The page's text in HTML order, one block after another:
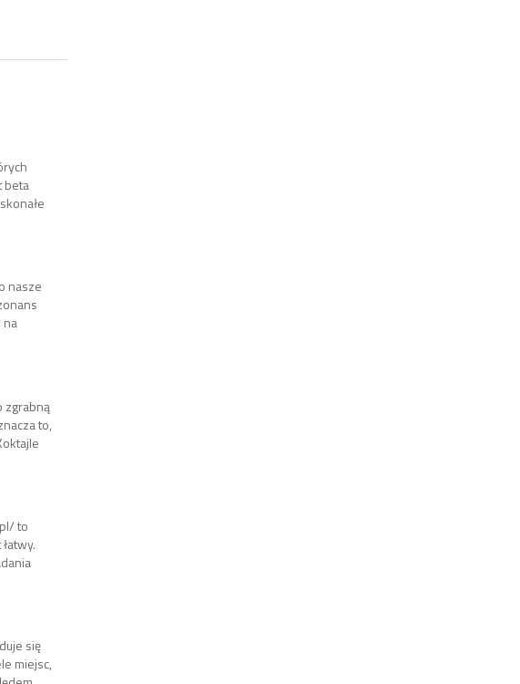
beta
nasze
na
zgrabną
to,
to
się
miejsc,